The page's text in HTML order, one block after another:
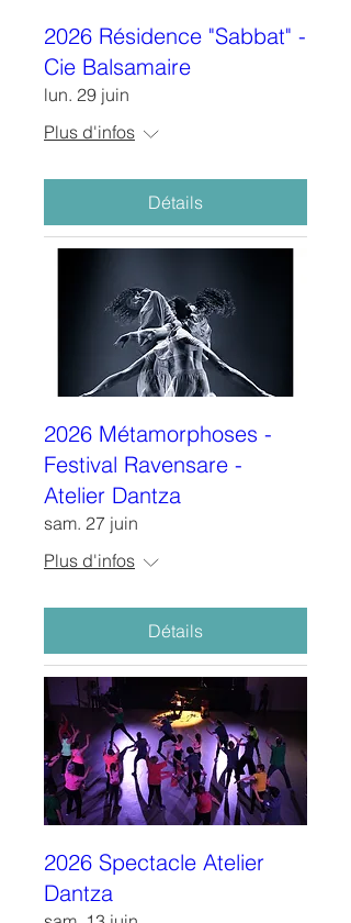
2026 Résidence "Sabbat" -
Cie Balsamaire
lun. 29 juin
Plus d'infos
Détails
2026 Métamorphoses -
Festival Ravensare -
Atelier Dantza
sam. 27 juin
Plus d'infos
Détails
2026 Spectacle Atelier
Dantza